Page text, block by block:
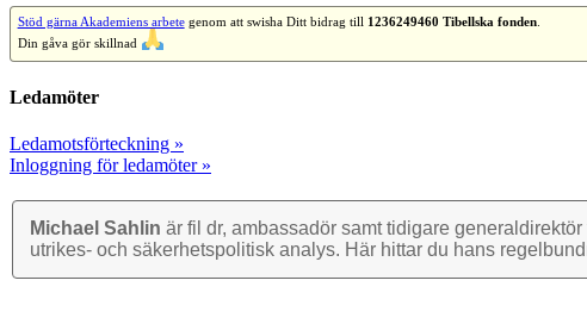
Stöd gärna Akademiens arbetegenom att swisha Ditt bidrag till 1236249460 Tibellska fonden.
Din gåva gör skillnad
Ledamöter
Ledamotsförteckning »
Inloggning för ledamöter »
Michael Sahlin är fil dr, ambassadör samt tidigare
utrikes- och säkerhets­politisk analys. Här hittar du hans